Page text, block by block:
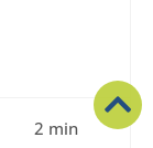
2 min